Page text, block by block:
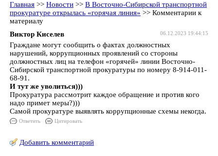
Главная >> Новости >> В Восточно-Сибирской транспортной
прокуратуре открылась «горячая линия» >> Комментарии к
материалу
06.12.2023 19:44:15
Виктор Киселев
Граждане могут сообщить о фактах должностных
нарушений, коррупционных проявлений со стороны
должностных лиц на телефон «горячей» линии Восточно-
Сибирской транспортной прокуратуры по номеру 8-914-011-
68-91.
И тут же уволиться)))
Прокуратура рассмотрит каждое обращение и против кого
надо примет меры?)))
Самой прокуратуре выявлять коррупционные схемы некогда.
Ответить Цитировать
Добавить комментарий